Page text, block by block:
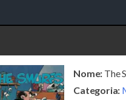
Nome: The
Categoria: